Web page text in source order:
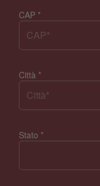
CAP *
Città *
Stato *